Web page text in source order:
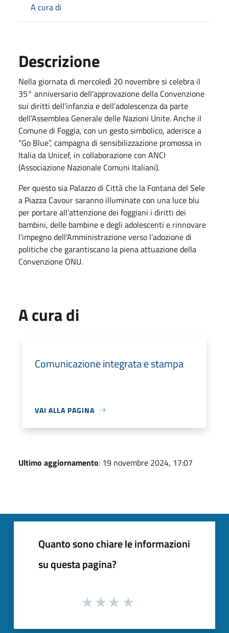
A cura di
Descrizione
Nella giornata di mercoledì 20 novembre si celebra il
35° anniversario dell’approvazione della Convenzione
sui diritti dell’infanzia e dell’adolescenza da parte
dell’Assemblea Generale delle Nazioni Unite. Anche il
Comune di Foggia, con un gesto simbolico, aderisce a
“Go Blue”, campagna di sensibilizzazione promossa in
Italia da Unicef, in collaborazione con ANCI
(Associazione Nazionale Comuni Italiani).
Per questo sia Palazzo di Città che la Fontana del Sele
a Piazza Cavour saranno illuminate con una luce blu
per portare all’attenzione dei foggiani i diritti dei
bambini, delle bambine e degli adolescenti e rinnovare
l'impegno dell’Amministrazione verso l’adozione di
politiche che garantiscano la piena attuazione della
Convenzione ONU.
A cura di
Comunicazione integrata e stampa
VAI ALLA PAGINA
Ultimo aggiornamento: 19 novembre 2024, 17:07
Quanto sono chiare le informazioni
su questa pagina?